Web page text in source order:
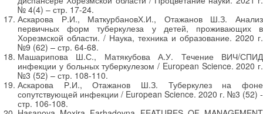
№ 4(4) – стр. 17-24.
Аскарова Р.И., МаткурбановХ.И., Отажанов Ш.З. Анализ
первичных форм туберкулеза у детей, проживающих в
Хорезмской области. / Наука, техника и образование. 2020 г.
№9 (62) – стр. 64-68.
Машарипова Ш.С., Матякубова А.У. Течение ВИЧ/СПИД
инфекции у больных туберкулезом / European Science. 2020 г.
№3 (52) – стр. 108-110.
Аскарова Р.И., Отажанов Ш.З. Туберкулез на фоне
сопутствующей инфекции / European Science. 2020 г. №3 (52) -
стр. 106-108.